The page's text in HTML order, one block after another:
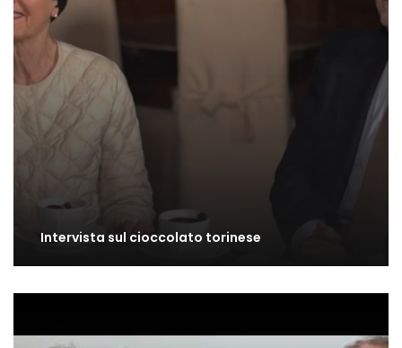
Intervista sul cioccolato torinese